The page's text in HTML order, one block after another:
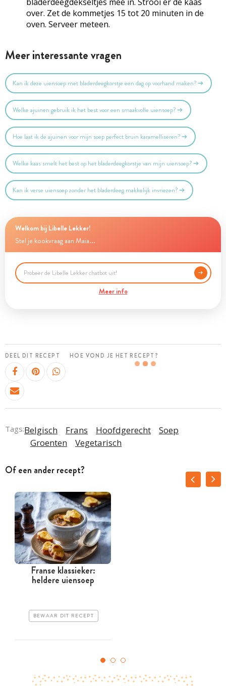
over. Zet de kommetjes 15 tot 20 minuten in de
oven. Serveer meteen.
Meer interessante vragen
Kan ik deze uiensoep met bladerdeegkorstje een dag op voorhand maken?
Welke ajuinen gebruik ik het best voor een smaakvolle uiensoep?
Hoe laat ik de ajuinen voor mijn soep perfect bruin karamelliseren?
Welke kaas smelt het best op het bladerdeegkorstje van mijn uiensoep?
Kan ik verse uiensoep zonder het bladerdeeg makkelijk invriezen?
Welkom bij Libelle Lekker!
Stel je kookvraag aan Maia...
Meer info
DEEL DIT RECEPT HOE VOND JE HET RECEPT?
Tags:Belgisch Frans Hoofdgerecht
Soep
Groenten
Vegetarisch
Of een ander recept?
Franse klassieker:
heldere uiensoep
BEWAAR DIT RECEPT